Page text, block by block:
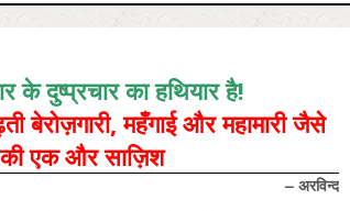
के दुष्प्रचार का हथियार है!
बेरोज़गारी, महँगाई और महामारी जैसे
की एक और साज़ि‍श
– अरविन्द